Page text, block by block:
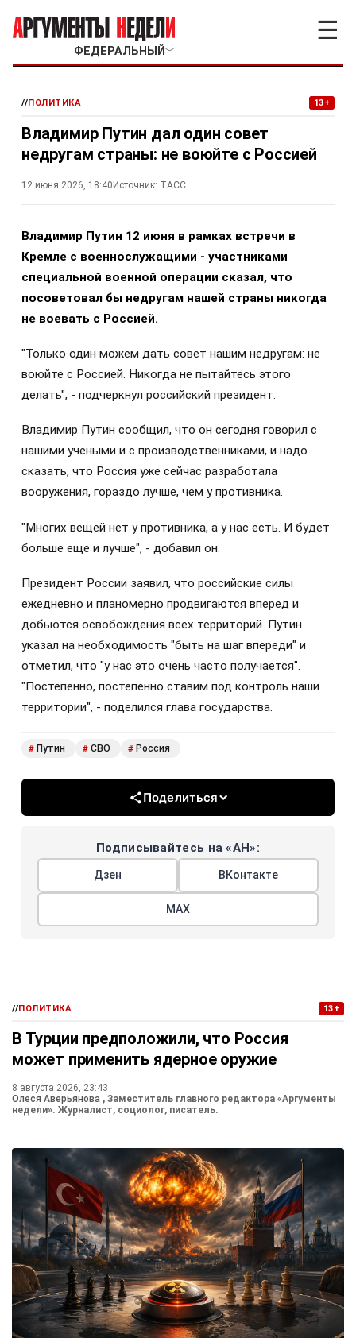
ФЕДЕРАЛЬНЫЙ ﹀
☰
//ПОЛИТИКА 13+
Владимир Путин дал один совет
недругам страны: не воюйте с Россией
12 июня 2026, 18:40 Источник: ТАСС
Владимир Путин 12 июня в рамках встречи в
Кремле с военнослужащими - участниками
специальной военной операции сказал, что
посоветовал бы недругам нашей страны никогда
не воевать с Россией.
"Только один можем дать совет нашим недругам: не
воюйте с Россией. Никогда не пытайтесь этого
делать", - подчеркнул российский президент.
Владимир Путин сообщил, что он сегодня говорил с
нашими учеными и с производственниками, и надо
сказать, что Россия уже сейчас разработала
вооружения, гораздо лучше, чем у противника.
"Многих вещей нет у противника, а у нас есть. И будет
больше еще и лучше", - добавил он.
Президент России заявил, что российские силы
ежедневно и планомерно продвигаются вперед и
добьются освобождения всех территорий. Путин
указал на необходимость "быть на шаг впереди" и
отметил, что "у нас это очень часто получается".
"Постепенно, постепенно ставим под контроль наши
территории", - поделился глава государства.
# Путин # СВО # Россия
Поделиться
Подписывайтесь на «АН»:
Дзен ВКонтакте
МАХ
//ПОЛИТИКА 13+
В Турции предположили, что Россия
может применить ядерное оружие
8 августа 2026, 23:43
Олеся Аверьянова , Заместитель главного редактора «Аргументы
недели». Журналист, социолог, писатель.